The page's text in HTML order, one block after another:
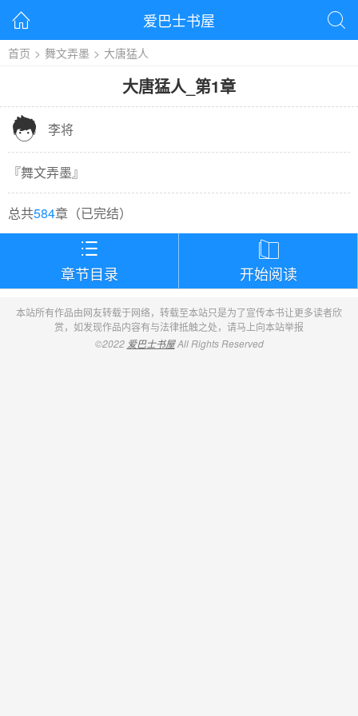
 爱巴士书屋 
首页 > 舞文弄墨 > 大唐猛人
大唐猛人_ 第1章
 李将
『舞文弄墨』
总共584章（已完结）

章节目录

开始阅读
本站所有作品由网友转载于网络，转载至本站只是为了宣传本书让更多读者欣
赏，如发现作品内容有与法律抵触之处，请马上向本站举报
©2022 爱巴士书屋All Rights Reserved